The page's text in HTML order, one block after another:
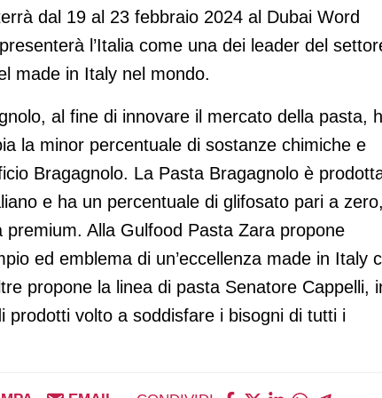
dal 19 al 23 febbraio 2024 al Dubai Word
l’Italia come una dei leader del
made in Italy nel mondo.
al fine di innovare il mercato della pasta,
la minor percentuale di sostanze chimiche e
Bragagnolo. La Pasta Bragagnolo è
e ha un percentuale di glifosato pari a zero,
Alla Gulfood Pasta Zara propone
ed emblema di un’eccellenza made in Italy
propone la linea di pasta Senatore Cappelli,
volto a soddisfare i bisogni di tutti i